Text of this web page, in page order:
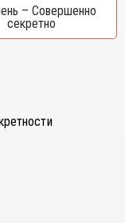
Череповец
– Совершенно
секретно